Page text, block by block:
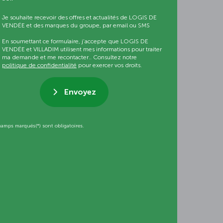
Je souhaite recevoir des offres et actualités de LOGIS DE
VENDÉE et des marques du groupe, par email ou SMS
En soumettant ce formulaire, j’accepte que LOGIS DE
VENDÉE et VILLADIM utilisent mes informations pour traiter
ma demande et me recontacter.. Consultez notre
politique de confidentialité pour exercer vos droits.
Envoyez
marqués(*) sont obligatoires.